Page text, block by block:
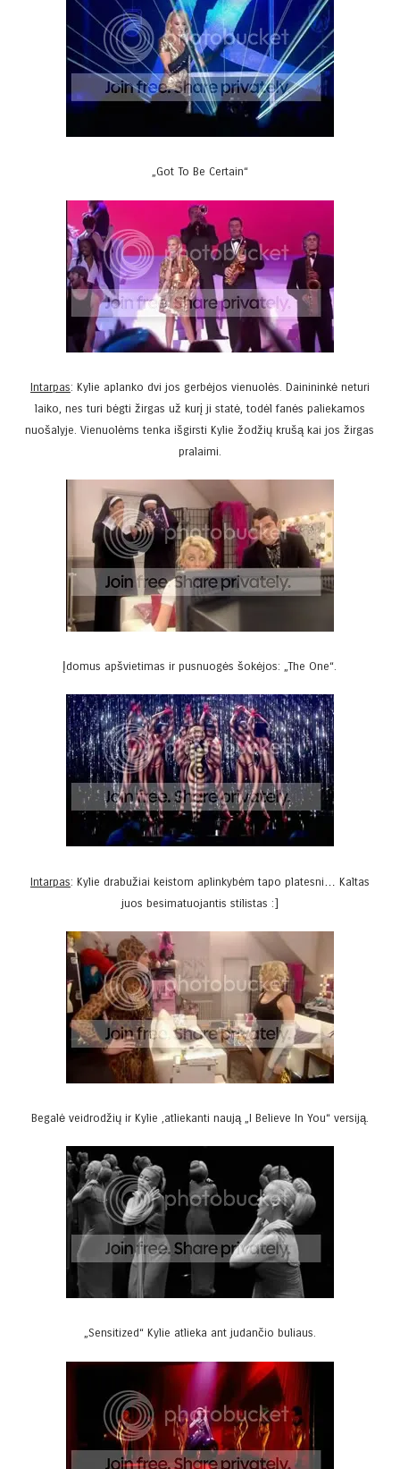
„Got To Be Certain“
Intarpas: Kylie aplanko dvi jos gerbėjos vienuolės. Dainininkė neturi
laiko, nes turi bėgti žirgas už kurį ji statė, todėl fanės paliekamos
nuošalyje. Vienuolėms tenka išgirsti Kylie žodžių krušą kai jos žirgas
pralaimi.
Įdomus apšvietimas ir pusnuogės šokėjos: „The One“.
Intarpas: Kylie drabužiai keistom aplinkybėm tapo platesni… Kaltas
juos besimatuojantis stilistas :]
Begalė veidrodžių ir Kylie ,atliekanti naują „I Believe In You“ versiją.
„Sensitized“ Kylie atlieka ant judančio buliaus.